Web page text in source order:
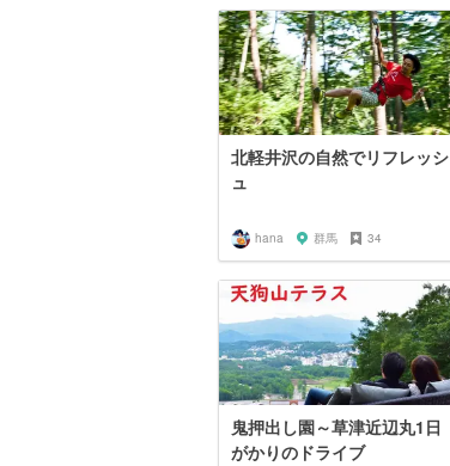
北軽井沢の自然でリフレッシ
ュ
hana 群馬 34
鬼押出し園～草津近辺丸1日
がかりのドライブ